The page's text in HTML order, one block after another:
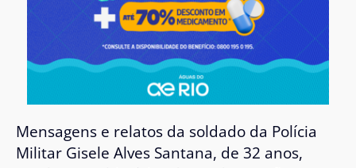
Mensagens e relatos da soldado da Polícia
Militar Gisele Alves Santana, de 32 anos,